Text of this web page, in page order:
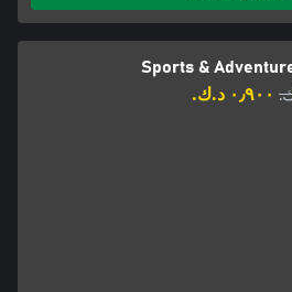
Sports &
٠٫٩٠٠ د.ك.‏